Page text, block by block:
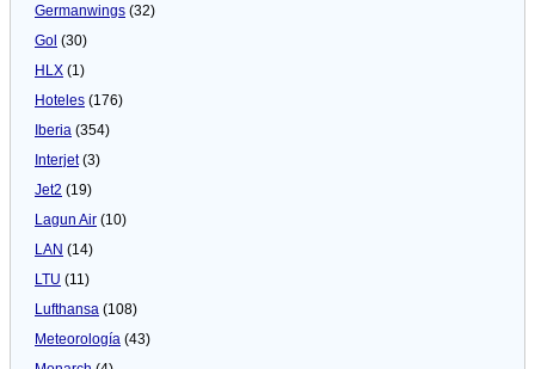
Germanwings (32)
Gol (30)
HLX (1)
Hoteles (176)
Iberia (354)
Interjet(3)
Jet2 (19)
Lagun Air (10)
LAN (14)
LTU (11)
Lufthansa (108)
Meteorologí­a (43)